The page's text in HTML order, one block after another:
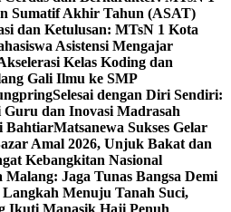
Sumatif Akhir Tahun (ASAT)
dan Ketulusan: MTsN 1 Kota
Asistensi Mengajar
Kelas Koding dan
Gali Ilmu ke SMP
Selesai dengan Diri Sendiri:
Guru dan Inovasi Madrasah
BahtiarMatsanewa Sukses Gelar
Amal 2026, Unjuk Bakat dan
Kebangkitan Nasional
Jaga Tunas Bangsa Demi
Menuju Tanah Suci,
Ikuti Manasik Haji Penuh